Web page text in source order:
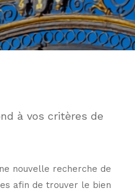
à vos critères de
nouvelle recherche de
afin de trouver le bien